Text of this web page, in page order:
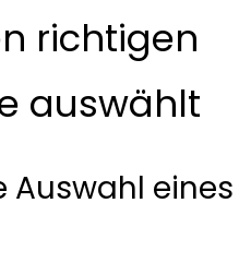
richtigen
auswählt
Auswahl eines